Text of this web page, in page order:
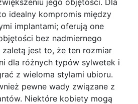
idealny kompromis między
implantami; oferują one
bez nadmiernego
zaletą jest to, że ten rozmiar
dla różnych typów sylwetek i
z wieloma stylami ubioru.
pewne wady związane z
Niektóre kobiety mogą